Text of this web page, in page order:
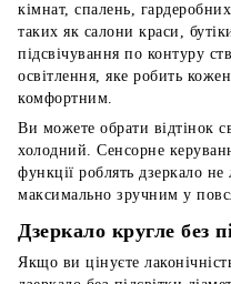
кімнат, спалень,
таких як салони краси,
підсвічування по контуру
освітлення, яке робить
комфортним.
Ви можете обрати відтінок
холодний. Сенсорне
функції роблять дзеркало
максимально зручним у
Дзеркало кругле без
Якщо ви цінуєте